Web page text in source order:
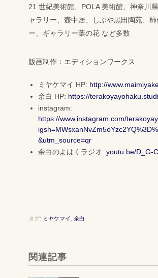
21 世紀美術館、POLA 美術館、神奈川
ャラリー、壺中居、しぶや黒田陶苑、柿
ー、ギャラリー葉の花 など多数
版画制作：エディションワークス
ミヤケマイ HP: http://
余白 HP: https://
instagram:
https://www.instagram.com/
&utm_source=qr
余白のよはくラジオ: youtu.be/D_G-
タグ: ミヤケマイ 余白
関連記事